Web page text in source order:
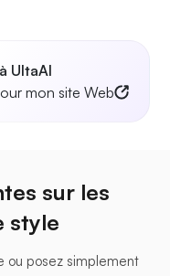
UltaAI
mon site Web
sur les
style
ou posez simplement